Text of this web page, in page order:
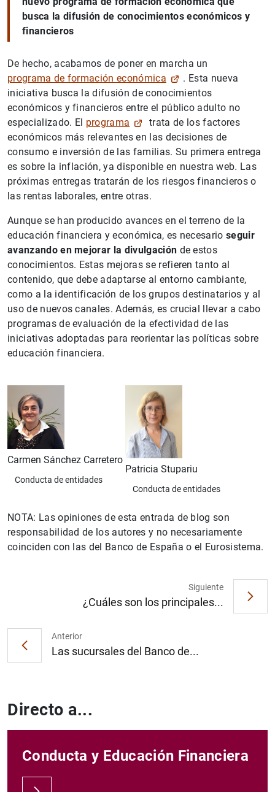
busca la difusión de conocimientos económicos y
financieros
De hecho, acabamos de poner en marcha un
programa de formación económica
. Esta nueva
iniciativa busca la difusión de conocimientos
económicos y financieros entre el público adulto no
especializado. El programa
trata de los factores
económicos más relevantes en las decisiones de
consumo e inversión de las familias. Su primera entrega
es sobre la inflación, ya disponible en nuestra web. Las
próximas entregas tratarán de los riesgos financieros o
las rentas laborales, entre otras.
Aunque se han producido avances en el terreno de la
educación financiera y económica, es necesarioseguir
avanzando en mejorar la divulgación de estos
conocimientos. Estas mejoras se refieren tanto al
contenido, que debe adaptarse al entorno cambiante,
como a la identificación de los grupos destinatarios y al
uso de nuevos canales. Además, es crucial llevar a cabo
programas de evaluación de la efectividad de las
iniciativas adoptadas para reorientar las políticas sobre
educación financiera.
Carmen Sánchez Carretero
Conducta de entidades
Patricia Stupariu
Conducta de entidades
NOTA: Las opiniones de esta entrada de blog son
responsabilidad de los autores y no necesariamente
coinciden con las del Banco de España o el Eurosistema.
Anterior
Las sucursales del Banco de...
Siguiente
¿Cuáles son los principales...
Directo a...
Conducta y Educación Financiera